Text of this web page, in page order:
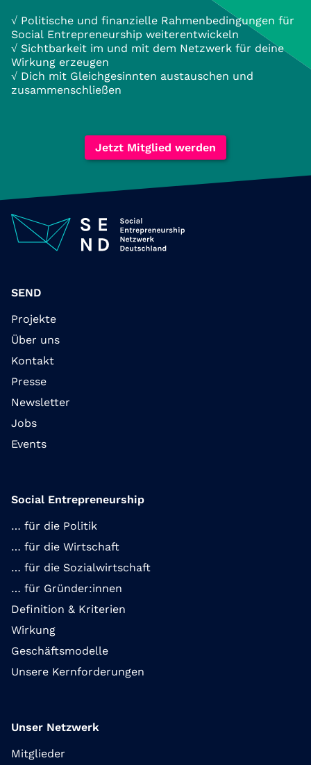
√ Politische und finanzielle Rahmenbedingungen für
Social Entrepreneurship weiterentwickeln
√ Sichtbarkeit im und mit dem Netzwerk für deine
Wirkung erzeugen
√ Dich mit Gleichgesinnten austauschen und
zusammenschließen
Jetzt Mitglied werden
SEND
Projekte
Über uns
Kontakt
Presse
Newsletter
Jobs
Events
Social Entrepreneurship
… für die Politik
… für die Wirtschaft
… für die Sozialwirtschaft
… für Gründer:innen
Definition & Kriterien
Wirkung
Geschäftsmodelle
Unsere Kernforderungen
Unser Netzwerk
Mitglieder